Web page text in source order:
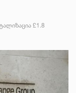
£1.8